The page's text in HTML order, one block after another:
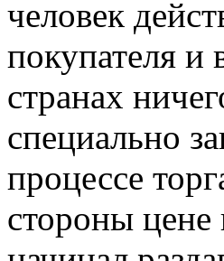
человек
покупателя и
странах
специально
процессе
стороны